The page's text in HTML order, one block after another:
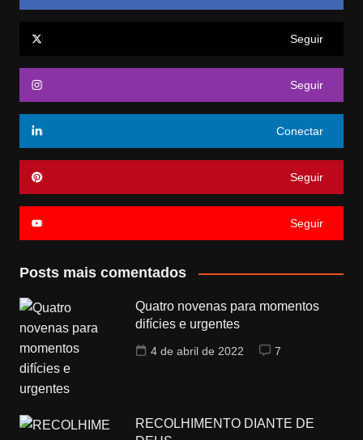
Seguir
Seguir
Conectar
Seguir
Seguir
Posts mais comentados
Quatro novenas para momentos
difícies e urgentes
4 de abril de 2022 7
RECOLHIMENTO DIANTE DE